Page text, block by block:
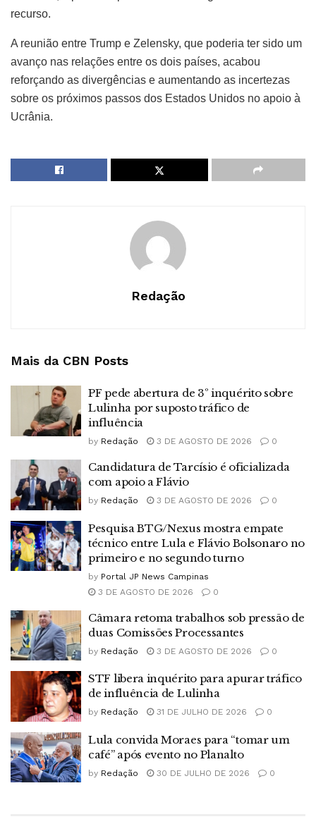
recurso.
A reunião entre Trump e Zelensky, que poderia ter sido um
avanço nas relações entre os dois países, acabou
reforçando as divergências e aumentando as incertezas
sobre os próximos passos dos Estados Unidos no apoio à
Ucrânia.
Redação
Mais da CBN Posts
PF pede abertura de 3º inquérito sobre
Lulinha por suposto tráfico de
influência
by Redação 3 DE AGOSTO DE 2026 0
Candidatura de Tarcísio é oficializada
com apoio a Flávio
by Redação 3 DE AGOSTO DE 2026 0
Pesquisa BTG/Nexus mostra empate
técnico entre Lula e Flávio Bolsonaro no
primeiro e no segundo turno
by Portal JP News Campinas
3 DE AGOSTO DE 2026
0
Câmara retoma trabalhos sob pressão de
duas Comissões Processantes
by Redação 3 DE AGOSTO DE 2026 0
STF libera inquérito para apurar tráfico
de influência de Lulinha
by Redação 31 DE JULHO DE 2026 0
Lula convida Moraes para “tomar um
café” após evento no Planalto
by Redação 30 DE JULHO DE 2026 0